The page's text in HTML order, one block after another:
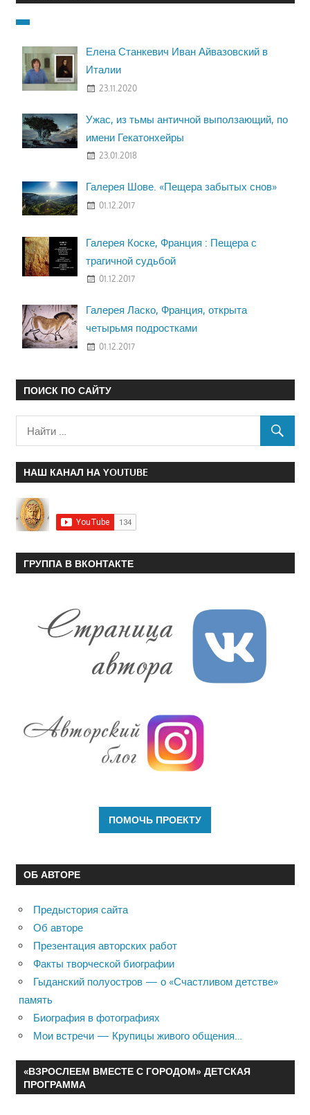
Елена Станкевич Иван Айвазовский в
Италии
23.11.2020
Ужас, из тьмы античной выползающий, по
имени Гекатонхейры
23.01.2018
Галерея Шове. «Пещера забытых снов»
01.12.2017
Галерея Коске, Франция : Пещера с
трагичной судьбой
01.12.2017
Галерея Ласко, Франция, открыта
четырьмя подростками
01.12.2017
ПОИСК ПО САЙТУ
НАШ КАНАЛ НА YOUTUBE
ГРУППА В ВКОНТАКТЕ
ОБ АВТОРЕ
Предыстория сайта
Об авторе
Презентация авторских работ
Факты творческой биографии
Гыданский полуостров — о «Счастливом детстве»
память
Биография в фотографиях
Мои встречи — Крупицы живого общения…
«ВЗРОСЛЕЕМ ВМЕСТЕ С ГОРОДОМ» ДЕТСКАЯ
ПРОГРАММА